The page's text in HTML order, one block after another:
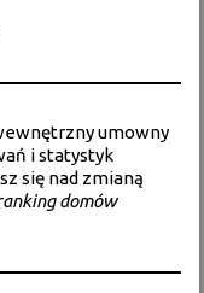
umowny
i statystyk
się nad zmianą
domów